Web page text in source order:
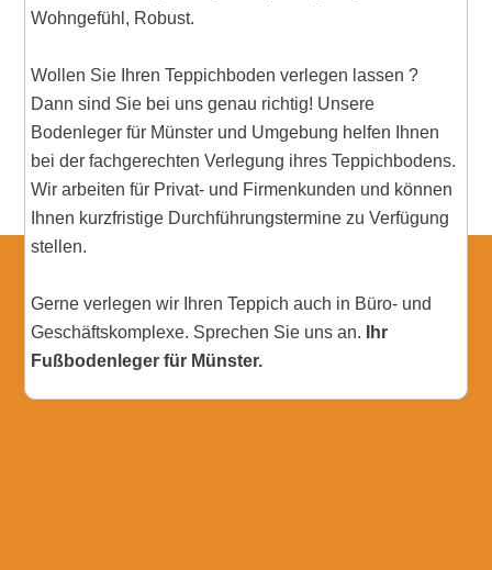
Wohngefühl, Robust.
Wollen Sie Ihren Teppichboden verlegen lassen ?
Dann sind Sie bei uns genau richtig! Unsere
Bodenleger für Münster und Umgebung helfen Ihnen
bei der fachgerechten Verlegung ihres Teppichbodens.
Wir arbeiten für Privat- und Firmenkunden und können
Ihnen kurzfristige Durchführungstermine zu Verfügung
stellen.
Gerne verlegen wir Ihren Teppich auch in Büro- und
Geschäftskomplexe. Sprechen Sie uns an.
Ihr
Fußbodenleger für Münster.